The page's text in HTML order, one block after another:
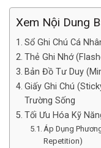
Xem Nội Dung
Sổ Ghi Chú Cá
Thẻ Ghi Nhớ
Bản Đồ Tư Duy
Giấy Ghi Chú
Trường Sống
Tối Ưu Hóa Kỹ
Áp Dụng
Repetition)